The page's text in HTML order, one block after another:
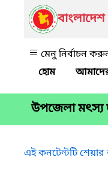
মেনু নির্বাচন
উপজেলা মৎস্য
এই কনটেন্টটি